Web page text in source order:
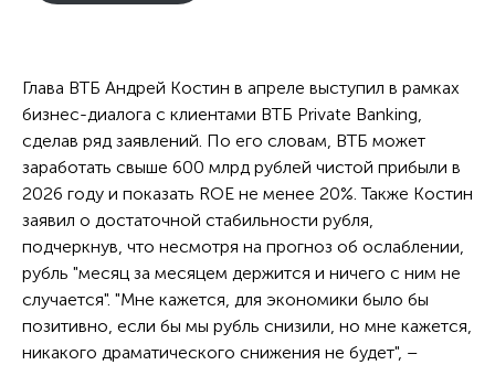
Глава ВТБ Андрей Костин в апреле выступил в рамках
бизнес-диалога с клиентами ВТБ Private Banking,
сделав ряд заявлений. По его словам, ВТБ может
заработать свыше 600 млрд рублей чистой прибыли в
2026 году и показать ROE не менее 20%. Также Костин
заявил о достаточной стабильности рубля,
подчеркнув, что несмотря на прогноз об ослаблении,
рубль "месяц за месяцем держится и ничего с ним не
случается". "Мне кажется, для экономики было бы
позитивно, если бы мы рубль снизили, но мне кажется,
никакого драматического снижения не будет", –